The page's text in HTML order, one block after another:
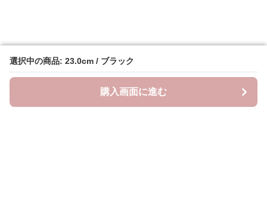
選択中の商品: 23.0cm / ブラック
購入画面に進む
選択中の商品: 23.0cm / ブラック
購入画面に進む